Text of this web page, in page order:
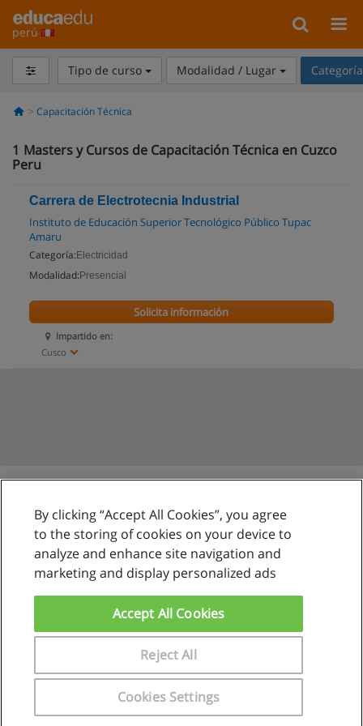
perú
Tipo de curso Modalidad / Lugar
Capacitación Técnica
1 Masters y Cursos de Capacitación Técnica en Cuzco
Peru
Carrera de Electrotecnia Industrial
Instituto de Educación Superior Tecnológico Público Tupac
Amaru
Categoría: Electricidad
Modalidad: Presencial
Impartido en:
Cusco
Solicita información
Reglas de uso
Privacidad de datos
www.educaedu.com.pe
By clicking “Accept All Cookies”, you agree
to the storing of cookies on your device to
analyze and enhance site navigation and
marketing and display personalized ads
Cookies Settings
Reject All
Accept All Cookies